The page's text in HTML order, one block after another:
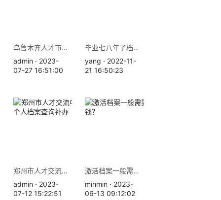
乌鲁木齐人才市场服务中心地址 档案激活存放
admin · 2023-
07-27 16:51:00
毕业七八年了档案在哪里查询？
yang · 2022-11-
21 16:50:23
郑州市人才交流中心地址-个人档案查询补办
admin · 2023-
07-12 15:22:51
激活档案一般需要花多少钱？
minmin · 2023-
06-13 09:12:02